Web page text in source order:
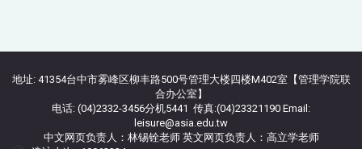
地址: 41354台中市雾峰区柳丰路500号管理大楼四楼M402室【管理学院联
合办公室】
电话: (04)2332-3456分机5441 传真:(04)23321190 Email:
leisure@asia.edu.tw
中文网页负责人：林锡铨老师 英文网页负责人：高立学老师